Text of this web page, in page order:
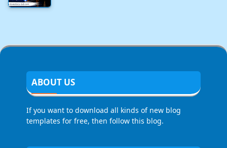
ABOUT US
If you want to download all kinds of new blog
templates for free, then follow this blog.